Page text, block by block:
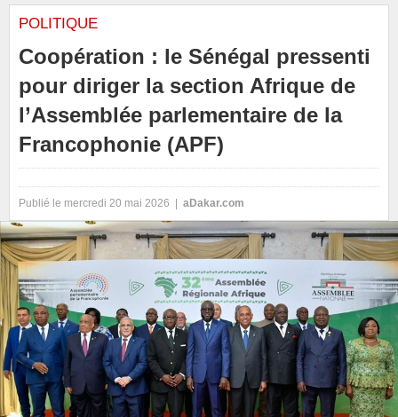
POLITIQUE
Coopération : le Sénégal pressenti
pour diriger la section Afrique de
l’Assemblée parlementaire de la
Francophonie (APF)
Publié le mercredi 20 mai 2026 | aDakar.com